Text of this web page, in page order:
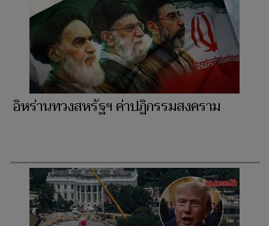
อิหร่านทวงสหรัฐฯ ค่าปฏิกรรมสงคราม